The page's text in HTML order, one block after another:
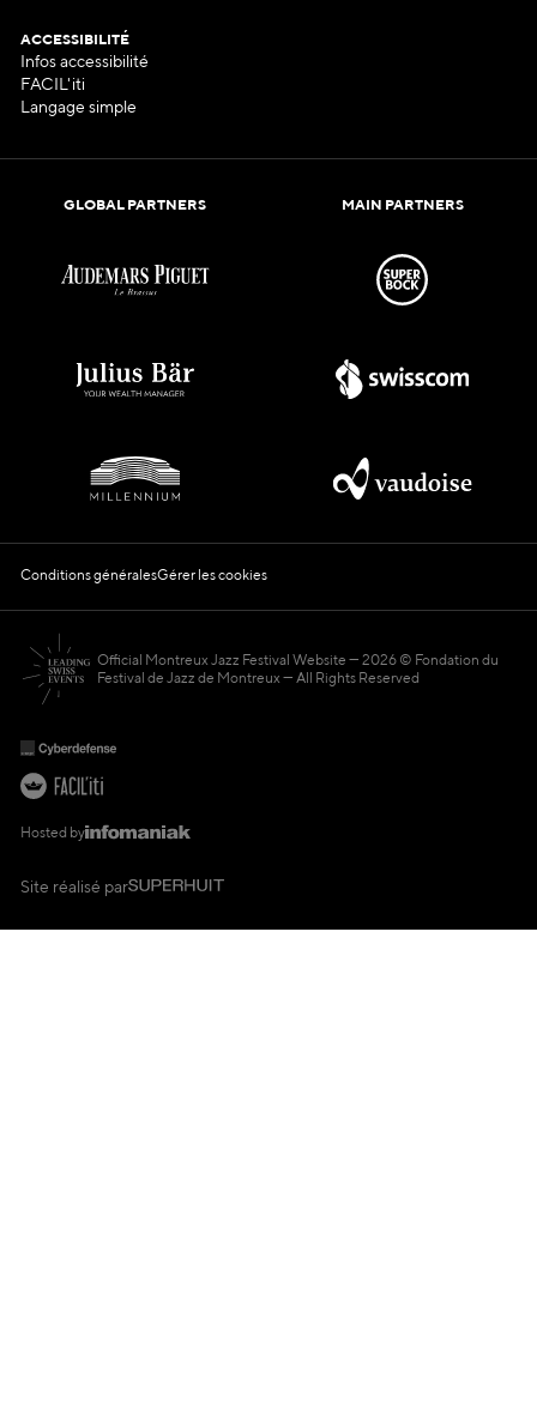
ACCESSIBILITÉ
Infos accessibilité
FACIL'iti
Langage simple
GLOBAL PARTNERS MAIN PARTNERS
Conditions généralesGérer les cookies
Official Montreux Jazz Festival Website
2026 © Fondation du
Festival de Jazz de Montreux — All Rights Reserved
Hosted by
Site réalisé par